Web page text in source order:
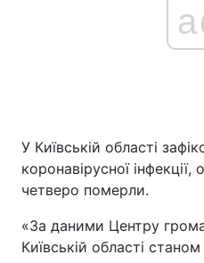
У Київській області
коронавірусної
четверо померли.
«За даними Центру
Київській області